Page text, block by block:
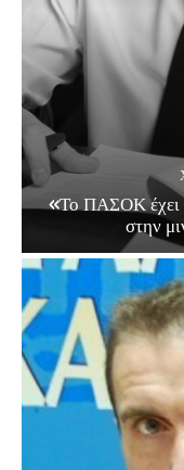
«Το ΠΑΣΟΚ έχει
στην